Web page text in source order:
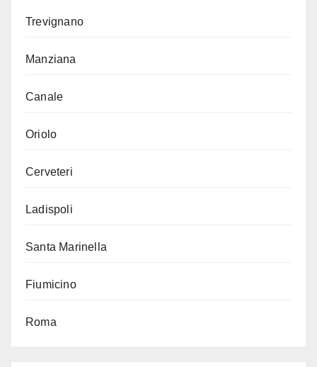
Trevignano
Manziana
Canale
Oriolo
Cerveteri
Ladispoli
Santa Marinella
Fiumicino
Roma